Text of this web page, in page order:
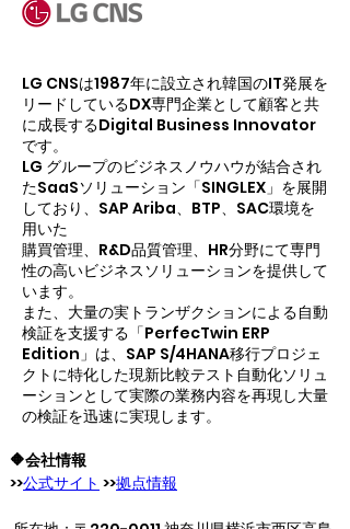
LG CNSは1987年に設立され韓国のIT発展を
リードしているDX専門企業として顧客と共
に成長するDigital Business Innovator
です。
LG グループのビジネスノウハウが結合され
たSaaSソリューション「SINGLEX」を展開
しており、SAP Ariba、BTP、SAC環境を
用いた
購買管理、R&D品質管理、HR分野にて専門
性の高いビジネスソリューションを提供して
います。
また、大量の実トランザクションによる自動
検証を支援する「PerfecTwin ERP
Edition」は、SAP S/4HANA移行プロジェ
クトに特化した現新比較テスト自動化ソリュ
ーションとして実際の業務内容を再現し大量
の検証を迅速に実現します。
🔶会社情報
>>公式サイト >>拠点情報